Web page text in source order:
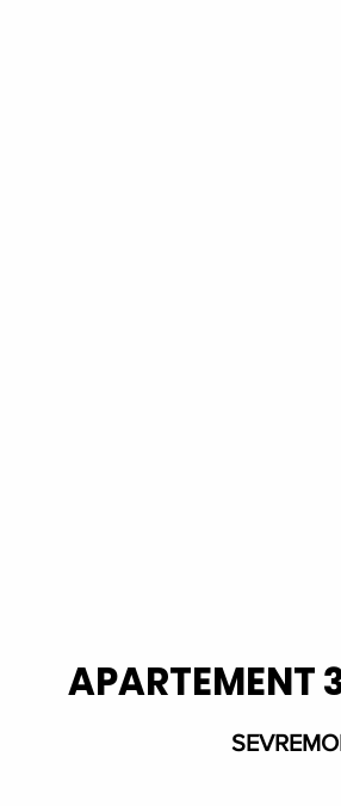
APARTEMENT